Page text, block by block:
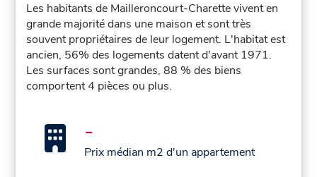
Les habitants de Mailleroncourt-Charette vivent en
grande majorité dans une maison et sont très
souvent propriétaires de leur logement. L'habitat est
ancien, 56% des logements datent d'avant 1971.
Les surfaces sont grandes, 88 % des biens
comportent 4 pièces ou plus.
-
Prix médian m2 d'un appartement